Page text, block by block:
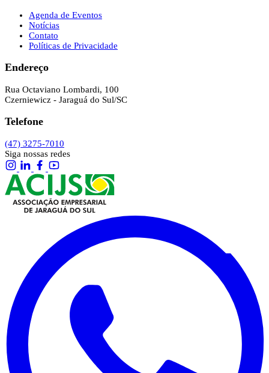
Agenda de Eventos
Notícias
Contato
Políticas de Privacidade
Endereço
Rua Octaviano Lombardi, 100
Czerniewicz - Jaraguá do Sul/SC
Telefone
(47) 3275-7010
Siga nossas redes